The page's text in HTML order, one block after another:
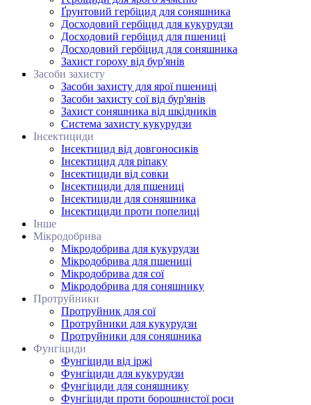
Ґрунтовий гербіцид для соняшника
Досходовий гербіцид для кукурудзи
Досходовий гербіцид для пшениці
Досходовий гербіцид для соняшника
Захист гороху від бур'янів
Засоби захисту
Засоби захисту для ярої пшениці
Засоби захисту сої від бур'янів
Захист соняшника від шкідників
Система захисту кукурудзи
Інсектициди
Інсектицид від довгоносиків
Інсектицид для ріпаку
Інсектициди від совки
Інсектициди для пшениці
Інсектициди для соняшника
Інсектициди проти попелиці
Інше
Мікродобрива
Мікродобрива для кукурудзи
Мікродобрива для пшениці
Мікродобрива для сої
Мікродобрива для соняшнику
Протруйники
Протруйник для сої
Протруйники для кукурудзи
Протруйники для соняшника
Фунгіциди
Фунгіциди від іржі
Фунгіциди для кукурудзи
Фунгіциди для соняшнику
Фунгіциди проти борошнистої роси